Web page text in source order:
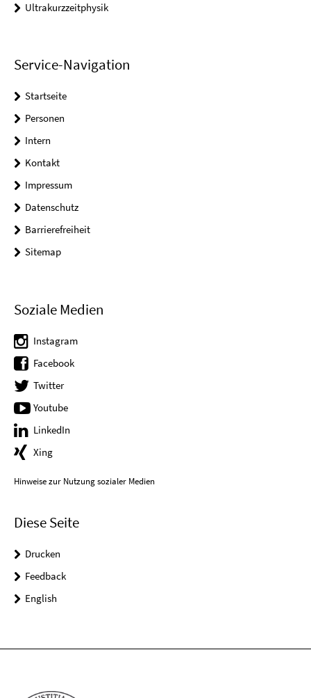
Ultrakurzzeitphysik
Service-Navigation
Startseite
Personen
Intern
Kontakt
Impressum
Datenschutz
Barrierefreiheit
Sitemap
Soziale Medien
Instagram
Facebook
Twitter
Youtube
LinkedIn
Xing
Hinweise zur Nutzung sozialer Medien
Diese Seite
Drucken
Feedback
English